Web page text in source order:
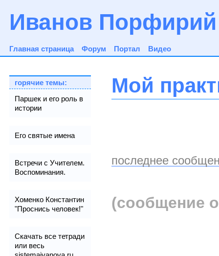
Иванов
Главная страница Форум Портал Видео
горячие темы:
Паршек и его роль в
истории
Его святые имена
Встречи с Учителем.
Воспоминания.
Хоменко Константин
"Проснись человек!"
Скачать все тетради
или весь
Мой
последнее
(сообщение